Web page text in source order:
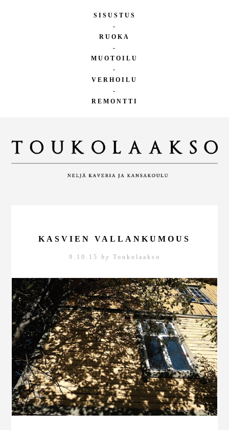
SISUSTUS
-
RUOKA
-
MUOTOILU
-
VERHOILU
-
REMONTTI
KASVIEN VALLANKUMOUS
9.10.15 by Toukolaakso